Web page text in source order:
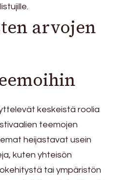
arvojen
keskeistä roolia
teemojen
heijastavat usein
kuten yhteisön
tai ympäristön